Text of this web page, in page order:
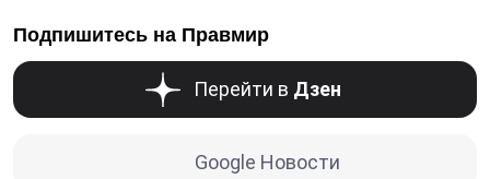
Подпишитесь на Правмир
Перейти в Дзен
Google Новости